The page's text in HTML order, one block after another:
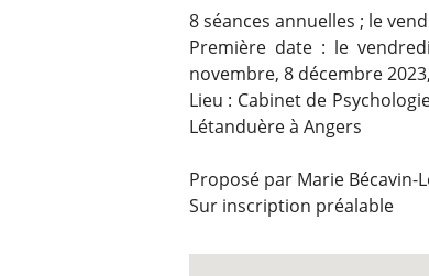
8 séances annuelles ; le
Première date : le
novembre, 8 décembre
Lieu : Cabinet de
Létanduère à Angers
Proposé par Marie Bécavin-
Sur inscription préalable